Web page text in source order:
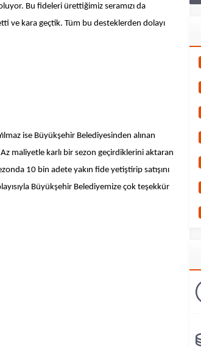
Bu fideleri ürettiğimiz seramızı da
ve kara geçtik. Tüm bu desteklerden dolayı
ise Büyükşehir Belediyesinden alınan
maliyetle karlı bir sezon geçirdiklerini aktaran
10 bin adete yakın fide yetiştirip satışını
Büyükşehir Belediyemize çok teşekkür